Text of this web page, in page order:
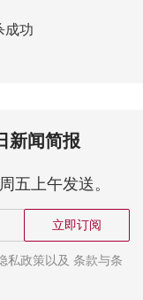
成功
新闻简报
五上午发送。
立即订阅
私政策以及 条款与条